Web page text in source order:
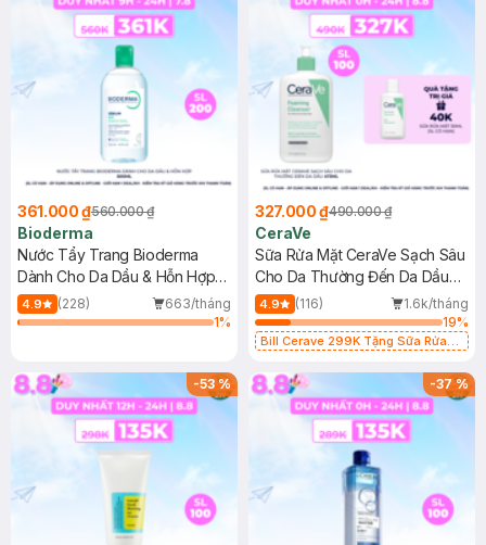
361.000 ₫560.000 ₫
Bioderma
Nước Tẩy Trang Bioderma
Dành Cho Da Dầu & Hỗn Hợp
500ml
4.9 (228)
663/tháng
1%
327.000 ₫490.000 ₫
CeraVe
Sữa Rửa Mặt CeraVe Sạch Sâu
Cho Da Thường Đến Da Dầu
473ml
4.9 (116)
1.6k/tháng
19%
Bill Cerave 299K Tặng Sữa Rửa
-53% -37%